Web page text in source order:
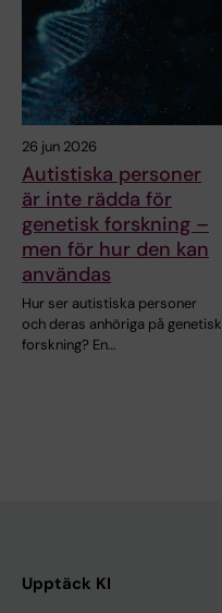
26 jun 2026
Autistiska personer
är inte rädda för
genetisk forskning –
men för hur den kan
användas
Hur ser autistiska personer
och deras anhöriga på genetisk
forskning? En…
Upptäck KI